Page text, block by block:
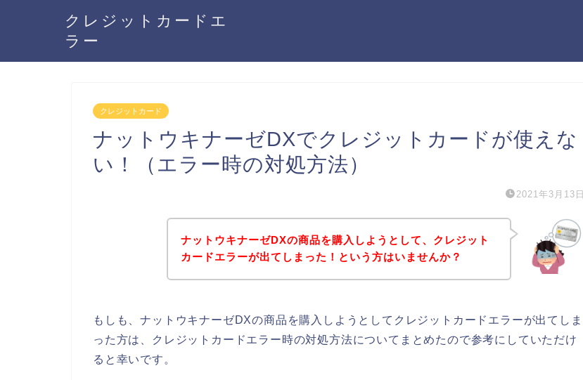
クレジットカードエ
ラー
クレジットカード
ナットウキナーゼDXでクレジットカードが使えな
い！（エラー時の対処方法）
2021年3月13日
ナットウキナーゼDXの商品を購入しようとして、クレジット
カードエラーが出てしまった！という方はいませんか？
もしも、ナットウキナーゼDXの商品を購入しようとしてクレジットカードエラーが出てしま
った方は、クレジットカードエラー時の対処方法についてまとめたので参考にしていただけ
ると幸いです。